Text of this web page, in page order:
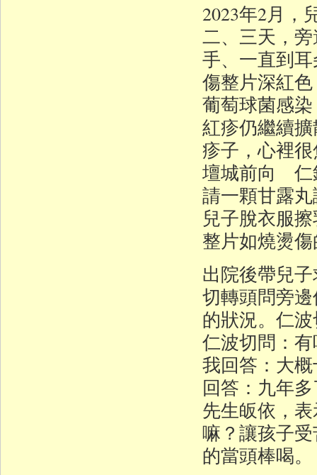
2023年2月，
二、三天，
手、一直到
傷整片深紅
葡萄球菌感
紅疹仍繼續
疹子，心裡
壇城前向 仁
請一顆甘露
兒子脫衣服
整片如燒燙
出院後帶兒
切轉頭問旁
的狀況。仁
仁波切問：
我回答：大
回答：九年
先生皈依，
嘛？讓孩子
的當頭棒喝。